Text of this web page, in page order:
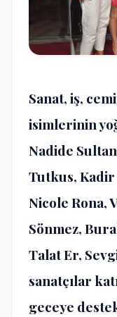
Sanat, iş,
isimlerinin
Nadide
Tutkus,
Nicole Rona,
Sönmez,
Talat Er,
sanatçılar
geceye